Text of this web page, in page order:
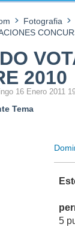
Fotografia
2010
16 Enero 2011
Tema
5